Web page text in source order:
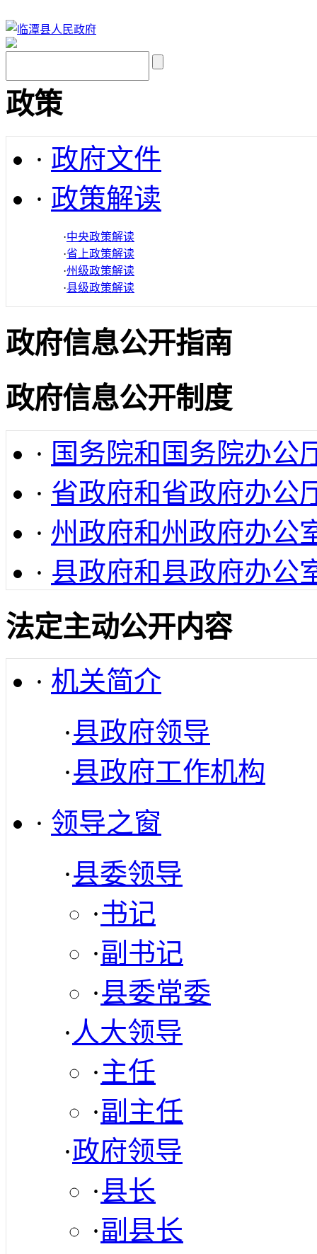
政策
· 政府文件
· 政策解读
·中央政策解读
·省上政策解读
·州级政策解读
·县级政策解读
政府信息公开指南
政府信息公开制度
· 国务院和国务院办公
· 省政府和省政府办公
· 州政府和州政府办公
· 县政府和县政府办公
法定主动公开内容
· 机关简介
·县政府领导
·县政府工作机构
· 领导之窗
·县委领导
·书记
·副书记
·县委常委
· 人大领导
·主任
·副主任
·政府领导
·县长
·副县长